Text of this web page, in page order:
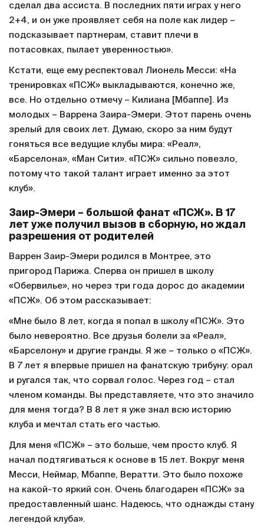
сделал два ассиста. В последних пяти играх у него
2+4, и он уже проявляет себя на поле как лидер –
подсказывает партнерам, ставит плечи в
потасовках, пылает уверенностью».
Кстати, еще ему респектовал Лионель Месси: «На
тренировках «ПСЖ» выкладываются, конечно же,
все. Но отдельно отмечу – Килиана [Мбаппе]. Из
молодых – Варрена Заира-Эмери. Этот парень очень
зрелый для своих лет. Думаю, скоро за ним будут
гоняться все ведущие клубы мира: «Реал»,
«Барселона», «Ман Сити». «ПСЖ» сильно повезло,
потому что такой талант играет именно за этот
клуб».
Заир-Эмери – большой фанат «ПСЖ». В 17
лет уже получил вызов в сборную, но ждал
разрешения от родителей
Варрен Заир-Эмери родился в Монтрее, это
пригород Парижа. Сперва он пришел в школу
«Обервилье», но через три года дорос до академии
«ПСЖ». Об этом рассказывает:
«Мне было 8 лет, когда я попал в школу «ПСЖ». Это
было невероятно. Все друзья болели за «Реал»,
«Барселону» и другие гранды. Я же – только о «ПСЖ».
В 7 лет я впервые пришел на фанатскую трибуну: орал
и ругался так, что сорвал голос. Через год – стал
членом команды. Вы представляете, что это значило
для меня тогда? В 8 лет я уже знал всю историю
клуба и мечтал стать его частью.
Для меня «ПСЖ» – это больше, чем просто клуб. Я
начал подтягиваться к основе в 15 лет. Вокруг меня
Месси, Неймар, Мбаппе, Вератти. Это было похоже
на какой-то яркий сон. Очень благодарен «ПСЖ» за
предоставленный шанс. Надеюсь, что однажды стану
легендой клуба».